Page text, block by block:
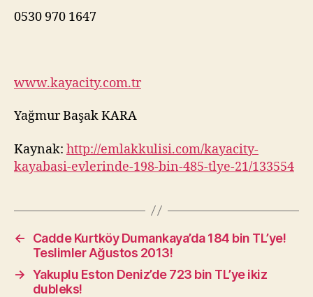
0530 970 1647
www.kayacity.com.tr
Yağmur Başak KARA
Kaynak: http://emlakkulisi.com/kayacity-
kayabasi-evlerinde-198-bin-485-tlye-21/133554
←
Cadde Kurtköy Dumankaya’da 184 bin TL’ye!
Teslimler Ağustos 2013!
→ Yakuplu Eston Deniz’de 723 bin TL’ye ikiz
dubleks!